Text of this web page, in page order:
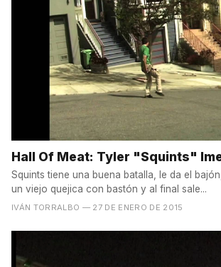
Hall Of Meat: Tyler "Squints"
Squints tiene una buena batalla, le da el
un viejo quejica con bastón y al final sale...
IVÁN TORRALBO — 27 DE ENERO DE 2015